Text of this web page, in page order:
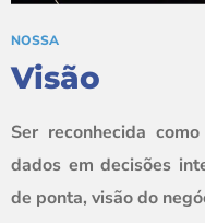
NOSSA
Visão
Ser reconhecida
dados em decisões
de ponta, visão do